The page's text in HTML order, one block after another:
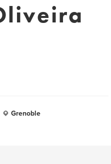
Grenoble